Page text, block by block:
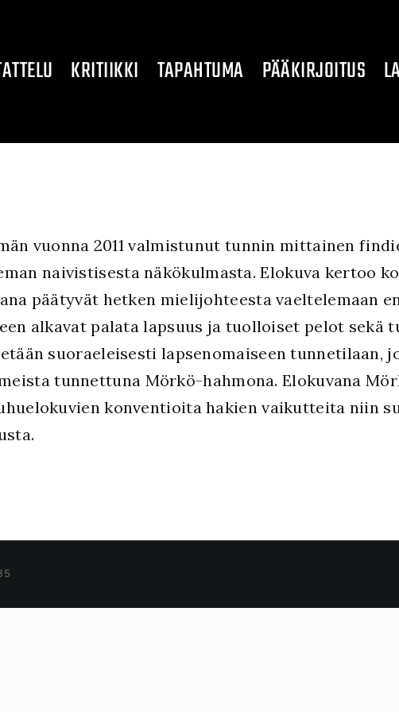
KRITIIKKI TAPAHTUMA PÄÄKIRJOITUS
vuonna 2011 valmistunut tunnin mittainen
naivistisesta näkökulmasta. Elokuva kertoo
päätyvät hetken mielijohteesta vaeltelemaan
alkavat palata lapsuus ja tuolloiset pelot sekä
suoraeleisesti lapsenomaiseen tunnetilaan,
tunnettuna Mörkö-hahmona. Elokuvana
konventioita hakien vaikutteita niin